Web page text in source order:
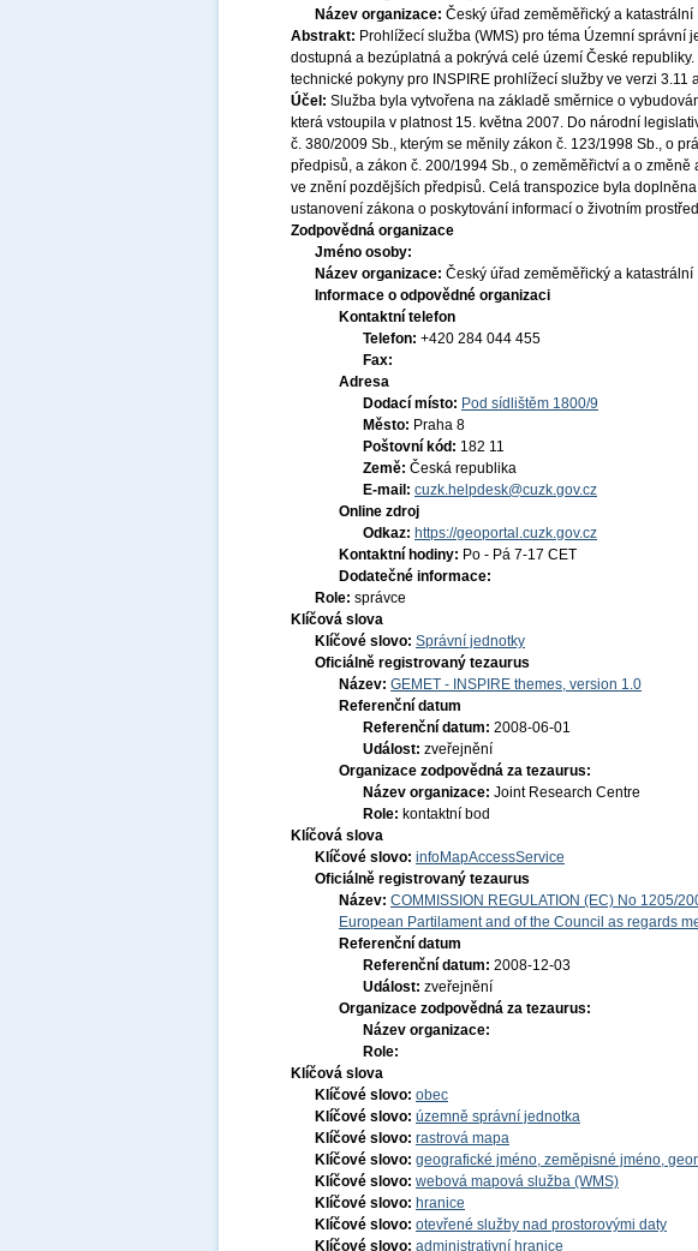
Název organizace: Český úřad zeměměřický a katastrální
Abstrakt: Prohlížecí služba (WMS) pro téma Územní správní
dostupná a bezúplatná a pokrývá celé území České
technické pokyny pro INSPIRE prohlížecí služby ve verzi 3.11
Účel: Služba byla vytvořena na základě směrnice o
která vstoupila v platnost 15. května 2007. Do národní
č. 380/2009 Sb., kterým se měnily zákon č. 123/1998 Sb., o
předpisů, a zákon č. 200/1994 Sb., o zeměměřictví a o
ve znění pozdějších předpisů. Celá transpozice byla
ustanovení zákona o poskytování informací o životním
Zodpovědná organizace
Jméno osoby:
Název organizace: Český úřad zeměměřický a katastrální
Informace o odpovědné organizaci
Kontaktní telefon
Telefon: +420 284 044 455
Fax:
Adresa
Dodací místo: Pod sídlištěm 1800/9
Město: Praha 8
Poštovní kód: 182 11
Země: Česká republika
E-mail: cuzk.helpdesk@cuzk.gov.cz
Online zdroj
Odkaz: https://geoportal.cuzk.gov.cz
Kontaktní hodiny: Po - Pá 7-17 CET
Dodatečné informace:
Role: správce
Klíčová slova
Klíčové slovo: Správní jednotky
Oficiálně registrovaný tezaurus
Název: GEMET - INSPIRE themes, version 1.0
Referenční datum
Referenční datum: 2008-06-01
Událost: zveřejnění
Organizace zodpovědná za tezaurus:
Název organizace: Joint Research Centre
Role: kontaktní bod
Klíčová slova
Klíčové slovo: infoMapAccessService
Oficiálně registrovaný tezaurus
Název: COMMISSION REGULATION (EC) No 1205/
European Partilament and of the Council as regards
Referenční datum
Referenční datum: 2008-12-03
Událost: zveřejnění
Organizace zodpovědná za tezaurus:
Název organizace:
Role:
Klíčová slova
Klíčové slovo: obec
Klíčové slovo: územně správní jednotka
Klíčové slovo: rastrová mapa
Klíčové slovo: geografické jméno, zeměpisné jméno,
Klíčové slovo: webová mapová služba (WMS)
Klíčové slovo: hranice
Klíčové slovo: otevřené služby nad prostorovými daty
Klíčové slovo: administrativní hranice